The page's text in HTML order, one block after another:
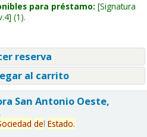
para préstamo: Signatura
(1).
reserva
al carrito
San Antonio Oeste,
del Estado.